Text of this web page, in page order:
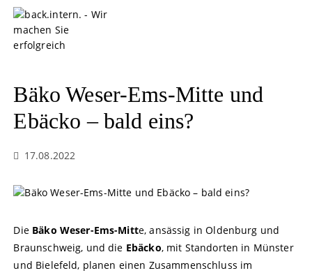
Bäko Weser-Ems-Mitte und
Ebäcko – bald eins?
17.08.2022
Die Bäko Weser-Ems-Mitte, ansässig in Oldenburg und
Braunschweig, und die Ebäcko, mit Standorten in Münster
und Bielefeld, planen einen Zusammenschluss im